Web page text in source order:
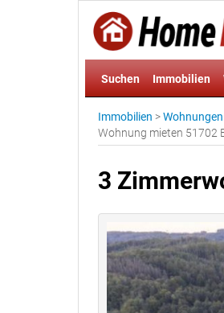
Suchen Immobilien
Immobilien >
Wohnung mieten 51702
3